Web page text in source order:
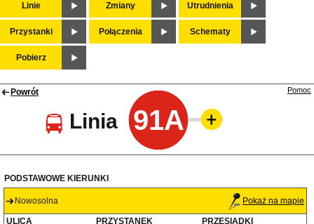
Linie Zmiany Utrudnienia
Przystanki Połączenia Schematy
Pobierz
Powrót
Linia 91A
Pomoc
PODSTAWOWE KIERUNKI
Nowosolna Pokaż na mapie
ULICA PRZYSTANEK
PRZESIADKI